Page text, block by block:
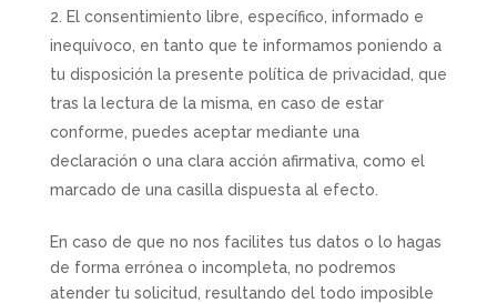
El consentimiento libre, específico, informado e
inequívoco, en tanto que te informamos poniendo a
tu disposición la presente política de privacidad, que
tras la lectura de la misma, en caso de estar
conforme, puedes aceptar mediante una
declaración o una clara acción afirmativa, como el
marcado de una casilla dispuesta al efecto.
En caso de que no nos facilites tus datos o lo hagas
de forma errónea o incompleta, no podremos
atender tu solicitud, resultando del todo imposible